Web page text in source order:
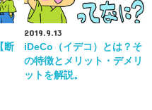
断
2019.9.13
iDeCo（イデコ）とは？そ
の特徴とメリット・デメリ
ットを解説。